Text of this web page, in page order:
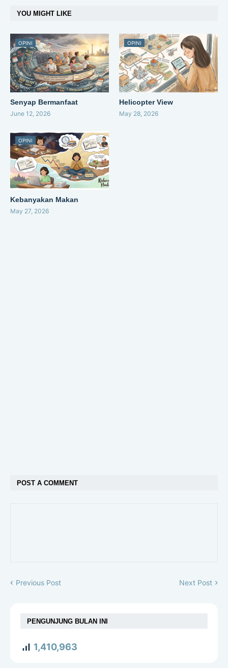
YOU MIGHT LIKE
OPINI
Senyap Bermanfaat
June 12, 2026
OPINI
Helicopter View
May 28, 2026
OPINI
Kebanyakan Makan
May 27, 2026
POST A COMMENT
Previous Post Next Post
PENGUNJUNG BULAN INI
1,410,963